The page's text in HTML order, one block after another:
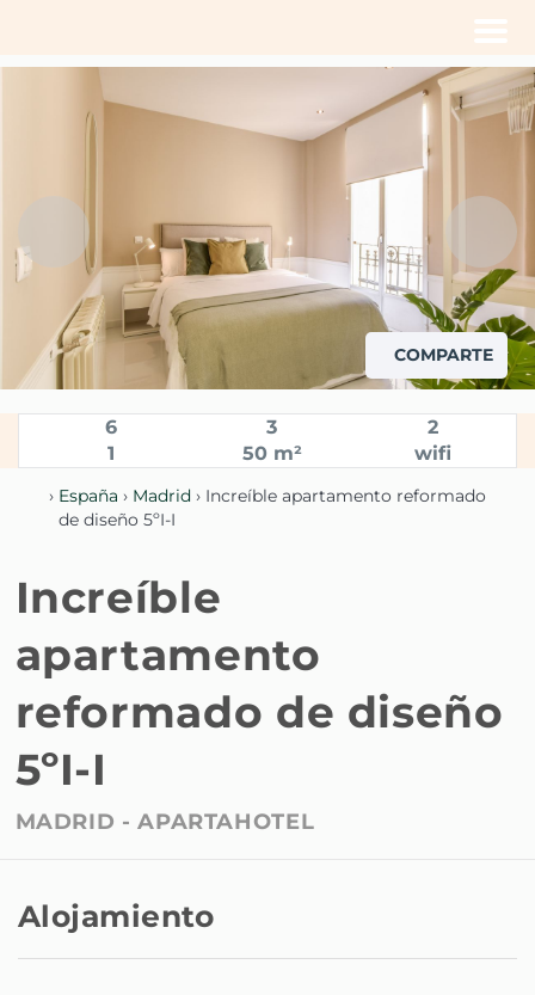
Menu
matrimonio y ventanal exterior
COMPARTE
6 3
2
1
50 m² wifi
› España › Madrid› Increíble apartamento reformado
de diseño 5ºI-I
Increíble
apartamento
reformado de diseño
5ºI-I
MADRID -APARTAHOTEL
Alojamiento